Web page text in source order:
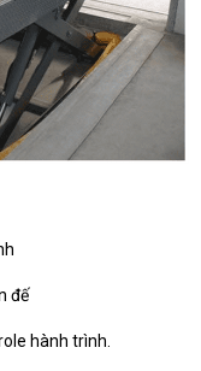
đế
hành trình.